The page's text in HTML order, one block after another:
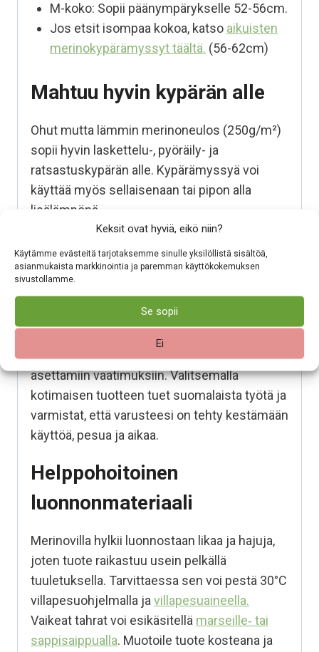
Keksit ovat hyviä, eikö niin?
Käytämme evästeitä tarjotaksemme sinulle yksilöllistä sisältöä,
asianmukaista markkinointia ja paremman käyttökokemuksen
sivustollamme.
Se sopii
Ei
M-koko: Sopii päänympärykselle 52-56cm.
Jos etsit isompaa kokoa, katso aikuisten
merinokypärämyssyt täältä. (56-62cm)
Mahtuu hyvin kypärän alle
Ohut mutta lämmin merinoneulos (250g/m²)
sopii hyvin laskettelu-, pyöräily- ja
ratsastuskypärän alle. Kypärämyssyä voi
käyttää myös sellaisenaan tai pipon alla
lisälämpönä.
Kotimaista osaamista
pohjoisiin oloihin
suunniteltu ja valmistettu
. Se on kehitetty vastaamaan
suomalaisen arjen ja vaihtelevien säiden
asettamiin vaatimuksiin. Valitsemalla
kotimaisen tuotteen tuet suomalaista työtä ja
varmistat, että varusteesi on tehty kestämään
käyttöä, pesua ja aikaa.
Helppohoitoinen
luonnonmateriaali
Merinovilla hylkii luonnostaan likaa ja hajuja,
joten tuote raikastuu usein pelkällä
tuuletuksella. Tarvittaessa sen voi pestä 30°C
villapesuohjelmalla javillapesuaineella.
Vaikeat tahrat voi esikäsitellä marseille‑ tai
sappisaippualla. Muotoile tuote kosteana ja